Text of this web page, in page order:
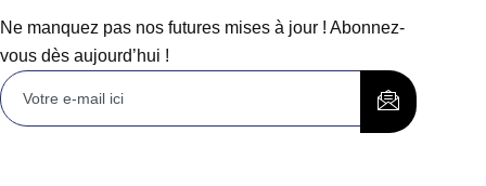
Ne manquez pas nos futures mises à jour ! Abonnez-
vous dès aujourd’hui !